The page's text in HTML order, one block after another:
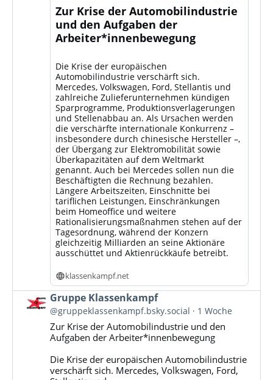
Zur Krise der Automobilindustrie
und den Aufgaben der
Arbeiter*innenbewegung
Die Krise der europäischen
Automobilindustrie verschärft sich.
Mercedes, Volkswagen, Ford, Stellantis und
zahlreiche Zulieferunternehmen kündigen
Sparprogramme, Produktionsverlagerungen
und Stellenabbau an. Als Ursachen werden
die verschärfte internationale Konkurrenz –
insbesondere durch chinesische Hersteller –,
der Übergang zur Elektromobilität sowie
Überkapazitäten auf dem Weltmarkt
genannt. Auch bei Mercedes sollen nun die
Beschäftigten die Rechnung bezahlen.
Längere Arbeitszeiten, Einschnitte bei
tariflichen Leistungen, Einschränkungen
beim Homeoffice und weitere
Rationalisierungsmaßnahmen stehen auf der
Tagesordnung, während der Konzern
gleichzeitig Milliarden an seine Aktionäre
ausschüttet und Aktienrückkäufe betreibt.
klassenkampf.net
Beitrag
von
Gruppe
Klassenkampf
Bluesky
ansehen
Gruppe Klassenkampf
@gruppeklassenkampf.bsky.social 1 Woche
Zur Krise der Automobilindustrie und den
Aufgaben der Arbeiter*innenbewegung
Die Krise der europäischen Automobilindustrie
verschärft sich. Mercedes, Volkswagen, Ford,